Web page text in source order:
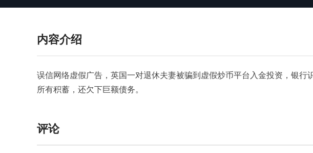
内容介绍
误信网络虚假广告，英国一对退休夫妻被骗到虚假炒币平台入金投资，银行
所有积蓄，还欠下巨额债务。
评论